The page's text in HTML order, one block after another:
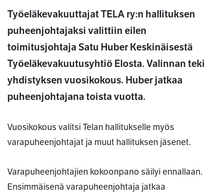
Työeläkevakuuttajat TELA ry:n hallituksen
puheenjohtajaksi valittiin eilen
toimitusjohtaja Satu Huber Keskinäisestä
Työeläkevakuutusyhtiö Elosta. Valinnan teki
yhdistyksen vuosikokous. Huber jatkaa
puheenjohtajana toista vuotta.
Vuosikokous valitsi Telan hallitukselle myös
varapuheenjohtajat ja muut hallituksen jäsenet.
Varapuheenjohtajien kokoonpano säilyi ennallaan.
Ensimmäisenä varapuheenjohtaja jatkaa